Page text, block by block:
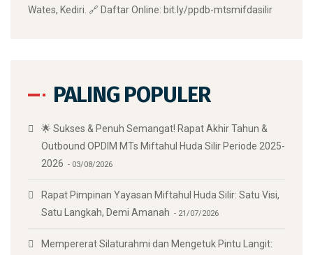
Wates, Kediri. 🔗 Daftar Online: bit.ly/ppdb-mtsmifdasilir
PALING POPULER
🌟 Sukses & Penuh Semangat! Rapat Akhir Tahun &
Outbound OPDIM MTs Miftahul Huda Silir Periode 2025-
2026
03/08/2026
Rapat Pimpinan Yayasan Miftahul Huda Silir: Satu Visi,
Satu Langkah, Demi Amanah
21/07/2026
Mempererat Silaturahmi dan Mengetuk Pintu Langit: